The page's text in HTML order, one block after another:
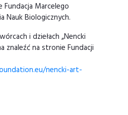
Marcelego
Nauk Biologicznych.
i dziełach „Nencki
znaleźć na stronie Fundacji
nencki-art-